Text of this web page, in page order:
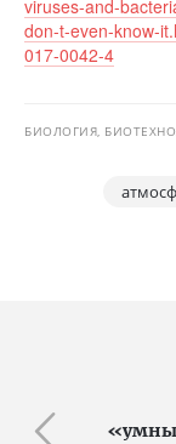
viruses-and-
don-t-even-know-
017-0042-4
БИОЛОГИЯ,